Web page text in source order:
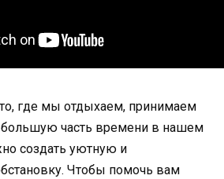
где мы отдыхаем, принимаем
большую часть времени в нашем
создать уютную и
Чтобы помочь вам